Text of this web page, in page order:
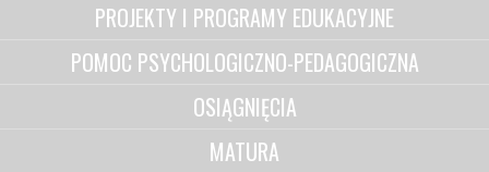
PROJEKTY I PROGRAMY EDUKACYJNE
POMOC PSYCHOLOGICZNO-PEDAGOGICZNA
OSIĄGNIĘCIA
MATURA